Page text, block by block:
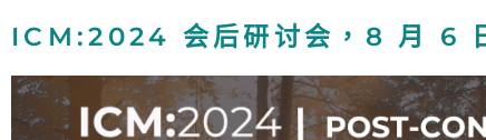
ICM:2024 会后研讨会，8 月 6